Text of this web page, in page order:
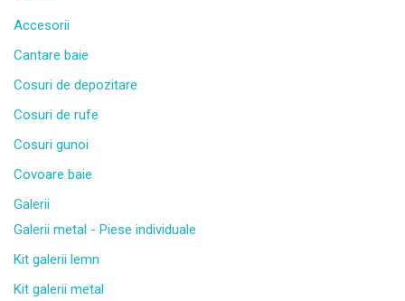
Accesorii
Cantare baie
Cosuri de depozitare
Cosuri de rufe
Cosuri gunoi
Covoare baie
Galerii
Galerii metal - Piese individuale
Kit galerii lemn
Kit galerii metal